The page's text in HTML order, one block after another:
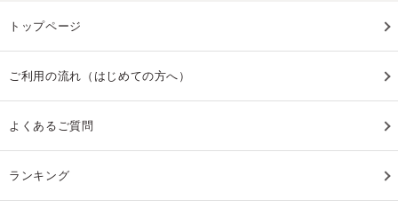
トップページ
ご利用の流れ（はじめての方へ）
よくあるご質問
ランキング